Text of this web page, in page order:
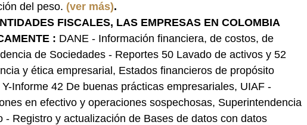
del peso. (ver más).
FISCALES, LAS EMPRESAS EN COLOMBIA
: DANE - Información financiera, de costos, de
de Sociedades - Reportes 50 Lavado de activos y 52
y ética empresarial, Estados financieros de propósito
Informe 42 De buenas prácticas empresariales, UIAF -
en efectivo y operaciones sospechosas, Superintendencia
- Registro y actualización de Bases de datos con datos